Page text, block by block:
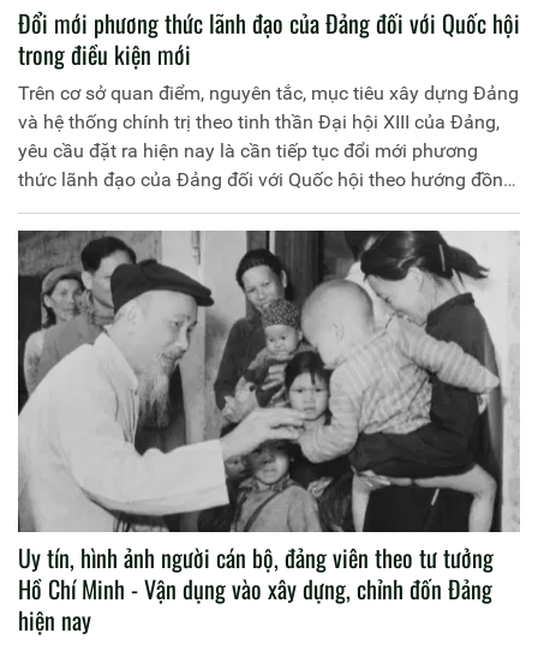
Đổi mới phương thức lãnh đạo của Đảng đối với Quốc hội
trong điều kiện mới
Trên cơ sở quan điểm, nguyên tắc, mục tiêu xây dựng Đảng
và hệ thống chính trị theo tinh thần Đại hội XIII của Đảng,
yêu cầu đặt ra hiện nay là cần tiếp tục đổi mới phương
thức lãnh đạo của Đảng đối với Quốc hội theo hướng đồng
bộ, hiệu quả, nhằm nâng cao hiệu quả hoạt động của Quốc
hội, góp phần xây dựng và hoàn thiện Nhà nước pháp
quyền xã hội chủ nghĩa Việt Nam trong giai đoạn mới.
Uy tín, hình ảnh người cán bộ, đảng viên theo tư tưởng
Hồ Chí Minh - Vận dụng vào xây dựng, chỉnh đốn Đảng
hiện nay